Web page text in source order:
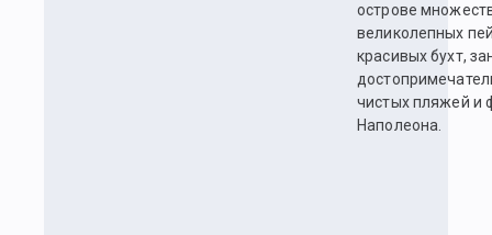
острове
великолепных
красивых бухт,
чистых пляжей и
Наполеона.